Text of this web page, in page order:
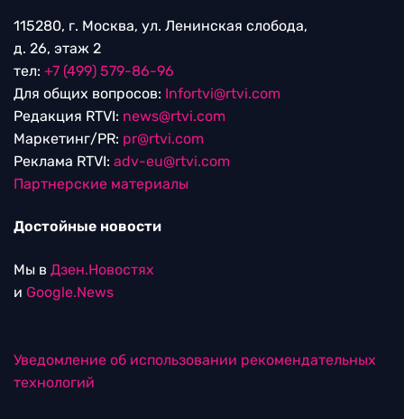
115280, г. Москва, ул. Ленинская слобода,
д. 26, этаж 2
тел: +7 (499) 579-86-96
Для общих вопросов: Infortvi@rtvi.com
Редакция RTVI: news@rtvi.com
Маркетинг/PR: pr@rtvi.com
Реклама RTVI: adv-eu@rtvi.com
Партнерские материалы
Достойные новости
Мы в Дзен.Новостях
и Google.News
Уведомление об использовании рекомендательных
технологий